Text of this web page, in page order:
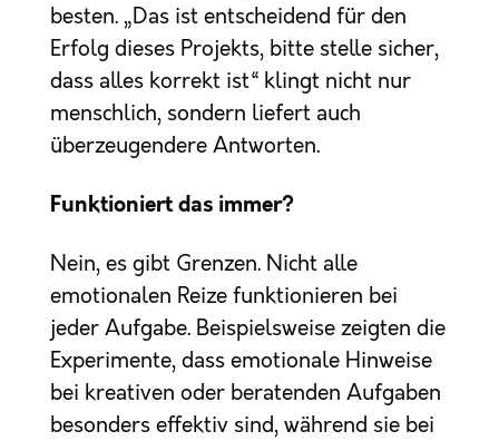
besten. „Das ist entscheidend für den
Erfolg dieses Projekts, bitte stelle sicher,
dass alles korrekt ist“ klingt nicht nur
menschlich, sondern liefert auch
überzeugendere Antworten.
Funktioniert das immer?
Nein, es gibt Grenzen. Nicht alle
emotionalen Reize funktionieren bei
jeder Aufgabe. Beispielsweise zeigten die
Experimente, dass emotionale Hinweise
bei kreativen oder beratenden Aufgaben
besonders effektiv sind, während sie bei